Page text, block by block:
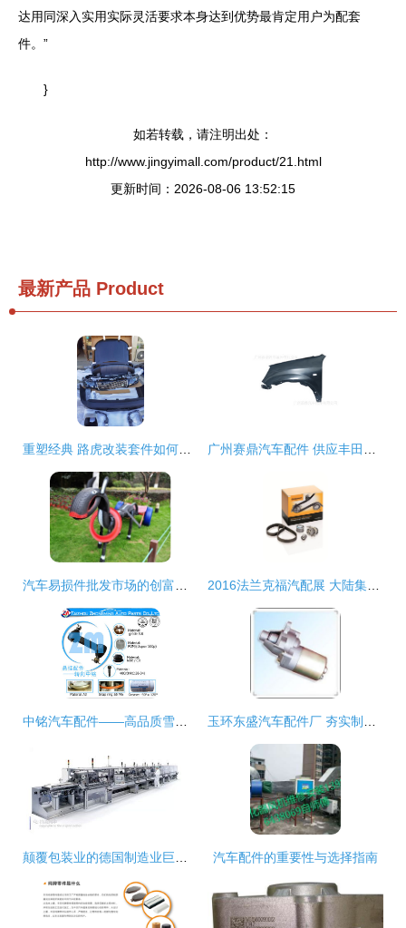
达用同深入实用实际灵活要求本身达到优势最肯定用户为配套
件。”
}
如若转载，请注明出处：
http://www.jingyimall.com/product/21.html
更新时间：2026-08-06 13:52:15
最新产品 Product
汽车配件的重要性与选择指南